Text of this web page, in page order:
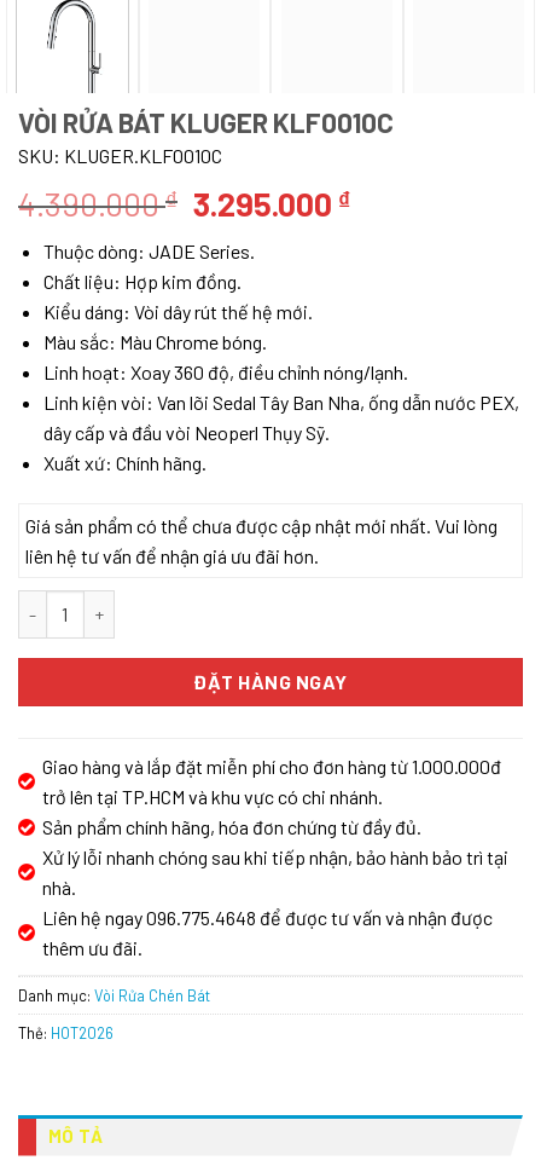
VÒI RỬA BÁT KLUGER KLF0010C
SKU: KLUGER.KLF0010C
4.390.000₫ Giá
là:
4.390.000 ₫.
3.295.000 ₫Giá
Thuộc dòng: JADE Series.
Chất liệu: Hợp kim đồng.
Kiểu dáng: Vòi dây rút thế hệ mới.
Màu sắc: Màu Chrome bóng.
Linh hoạt: Xoay 360 độ, điều chỉnh nóng/lạnh.
Linh kiện vòi: Van lõi Sedal Tây Ban Nha, ống dẫn nước PEX,
dây cấp và đầu vòi Neoperl Thụy Sỹ.
Xuất xứ: Chính hãng.
Giá sản phẩm có thể chưa được cập nhật mới nhất. Vui lòng
liên hệ tư vấn để nhận giá ưu đãi hơn.
ĐẶT HÀNG NGAY
Giao hàng và lắp đặt miễn phí cho đơn hàng từ 1.000.000đ
trở lên tại TP.HCM và khu vực có chi nhánh.
Sản phẩm chính hãng, hóa đơn chứng từ đầy đủ.
Xử lý lỗi nhanh chóng sau khi tiếp nhận, bảo hành bảo trì tại
nhà.
Liên hệ ngay 096.775.4648 để được tư vấn và nhận được
thêm ưu đãi.
Danh mục: Vòi Rửa Chén Bát
Thẻ: HOT2026
MÔ TẢ